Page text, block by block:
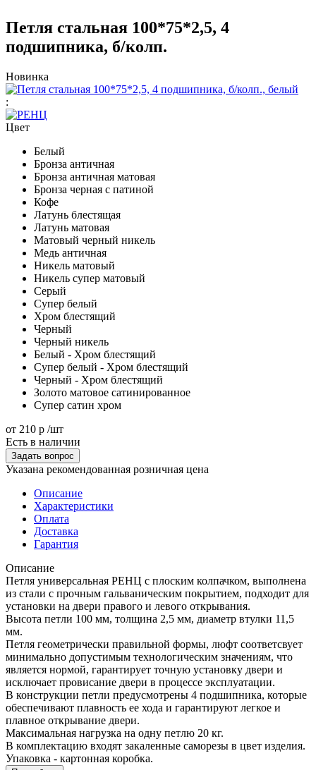
Петля стальная 100*75*2,5, 4
подшипника, б/колп.
Новинка
:
Цвет
Белый
Бронза античная
Бронза античная матовая
Бронза черная с патиной
Кофе
Латунь блестящая
Латунь матовая
Матовый черный никель
Медь античная
Никель матовый
Никель супер матовый
Серый
Супер белый
Хром блестящий
Черный
Черный никель
Белый - Хром блестящий
Супер белый - Хром блестящий
Черный - Хром блестящий
Золото матовое сатинированное
Супер сатин хром
от 210 р /шт
Есть в наличии
Задать вопрос
Указана рекомендованная розничная цена
Описание
Характеристики
Оплата
Доставка
Гарантия
Описание
Петля универсальная РЕНЦ с плоским колпачком, выполнена
из стали с прочным гальваническим покрытием, подходит для
установки на двери правого и левого открывания.
Высота петли 100 мм, толщина 2,5 мм, диаметр втулки 11,5
мм.
Петля геометрически правильной формы, люфт соответсвует
минимально допустимым технологическим значениям, что
является нормой, гарантирует точную установку двери и
исключает провисание двери в процессе эксплуатации.
В конструкции петли предусмотрены 4 подшипника, которые
обеспечивают плавность ее хода и гарантируют легкое и
плавное открывание двери.
Максимальная нагрузка на одну петлю 20 кг.
В комплектацию входят закаленные саморезы в цвет изделия.
Упаковка - картонная коробка.